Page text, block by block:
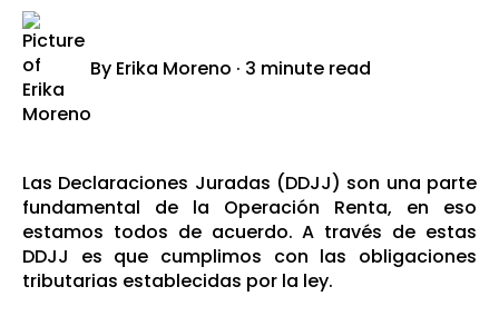
By Erika Moreno · 3 minute read
Las Declaraciones Juradas (DDJJ) son una parte
fundamental de la Operación Renta, en eso
estamos todos de acuerdo. A través de estas
DDJJ es que cumplimos con las obligaciones
tributarias establecidas por la ley.